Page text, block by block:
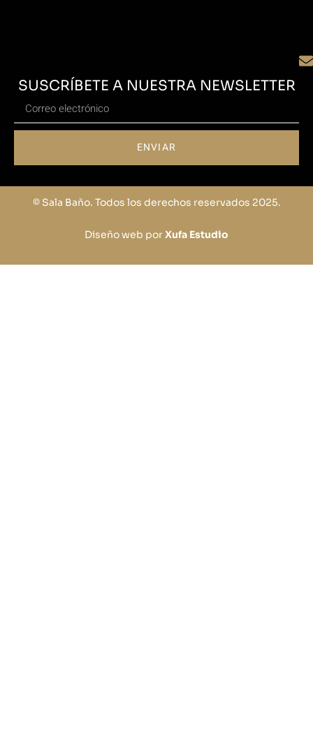
SUSCRÍBETE A NUESTRA NEWSLETTER
ENVIAR
© Sala Baño. Todos los derechos reservados 2025.
Diseño web porXufa Estudio